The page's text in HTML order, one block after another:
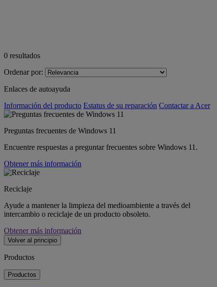
0 resultados
Ordenar por:
Enlaces de autoayuda
Información del producto Estatus de su reparación Contactar a Acer
Preguntas frecuentes de Windows 11
Encuentre respuestas a preguntar frecuentes sobre Windows 11.
Obtener más información
Reciclaje
Ayude a mantener la limpieza del medioambiente a través del
intercambio o reciclaje de un producto obsoleto.
Obtener más información
Volver al principio
Productos
Productos